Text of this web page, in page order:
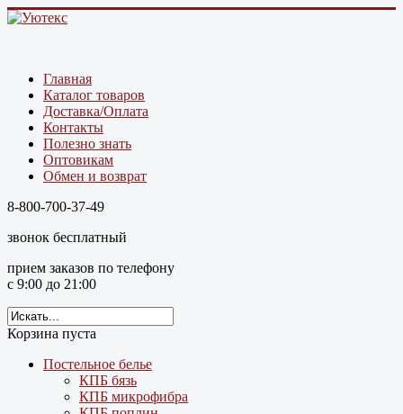
Главная
Каталог товаров
Доставка/Оплата
Контакты
Полезно знать
Оптовикам
Обмен и возврат
8-800-700-37-49
звонок бесплатный
прием заказов по телефону
с 9:00 до 21:00
Корзина пуста
Постельное белье
КПБ бязь
КПБ микрофибра